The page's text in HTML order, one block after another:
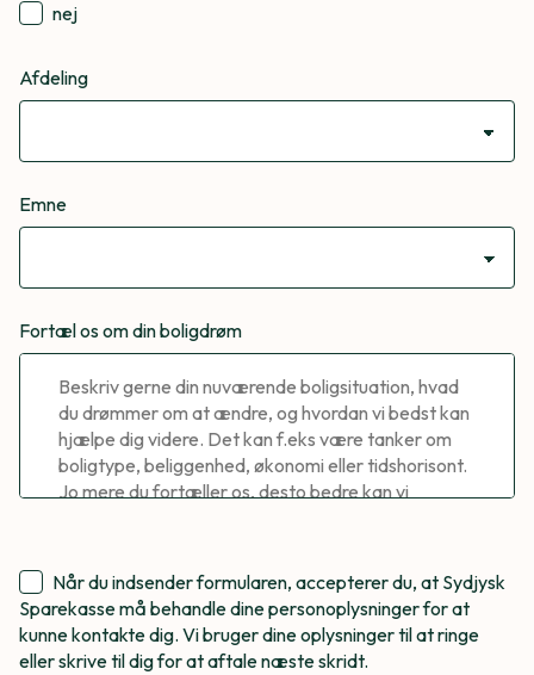
nej
Afdeling
Emne
Fortæl os om din boligdrøm
Når du indsender formularen, accepterer du, at Sydjysk
Sparekasse må behandle dine personoplysninger for at
kunne kontakte dig. Vi bruger dine oplysninger til at ringe
eller skrive til dig for at aftale næste skridt.